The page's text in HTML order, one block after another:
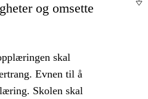
og omsette
skal
Evnen til å
Skolen skal